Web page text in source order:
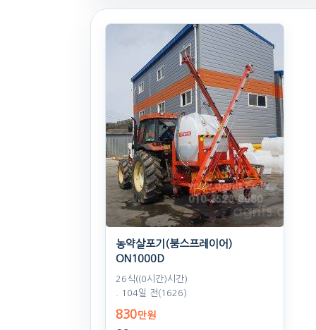
농약살포기(붐스프레이어)
ON1000D
26식((0시간)시간)
. 104일 전(1626)
830만원